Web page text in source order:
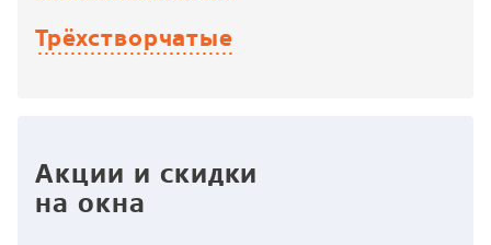
Трёхстворчатые
Акции и скидки
на окна